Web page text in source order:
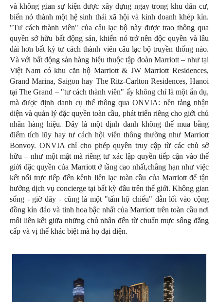
và không gian sự kiện được xây dựng ngay trong khu dân cư,
biến nó thành một hệ sinh thái xã hội và kinh doanh khép kín.
"Tư cách thành viên" của câu lạc bộ này được trao thông qua
quyền sở hữu bất động sản, khiến nó trở nên độc quyền và lâu
dài hơn bất kỳ tư cách thành viên câu lạc bộ truyền thống nào.
Và với bất động sản hàng hiệu thuộc tập đoàn Marriott – như tại
Việt Nam có khu căn hộ Marriott & JW Marriott Residences,
Grand Marina, Saigon hay The Ritz-Carlton Residences, Hanoi
tại The Grand – "tư cách thành viên" ấy không chỉ là một ẩn dụ,
mà được định danh cụ thể thông qua ONVIA: nền tảng nhận
diện và quản lý đặc quyền toàn cầu, phát triển riêng cho giới chủ
nhân hàng hiệu. Đây là một định danh không thể mua bằng
điểm tích lũy hay tư cách hội viên thông thường như Marriott
Bonvoy. ONVIA chỉ cho phép quyền truy cập từ các chủ sở
hữu – như một mật mã riêng tư xác lập quyền tiếp cận vào thế
giới đặc quyền của Marriott ở tầng cao nhất,chẳng hạn như việc
kết nối trực tiếp đến kênh liên lạc toàn cầu của Marriott để tận
hưởng dịch vụ concierge tại bất kỳ đâu trên thế giới. Không gian
sống - giờ đây - cũng là một "tấm hộ chiếu" dẫn lối vào cộng
đồng kín đáo và tinh hoa bậc nhất của Marriott trên toàn cầu nơi
mối liên kết giữa những chủ nhân đến từ chuẩn mực sống đẳng
cấp và vị thế khác biệt mà họ đại diện.